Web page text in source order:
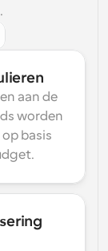
aan de
worden
basis